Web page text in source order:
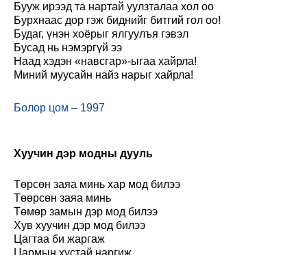
Бууж ирээд та нартай уулзталаа хол оо
Бурхнаас дор гэж биднийг битгий гол оо!
Будаг, үнэн хоёрыг ялгуулъя гэвэл
Бусад нь нэмэргүй ээ
Наад хэдэн «навсгар»-ыгаа хайрла!
Миний муусайн найз нарыг хайрла!
Болор цом – 1997
Хуучин дэр модны дууль
Төрсөн заяа минь хар мод билээ
Төөрсөн заяа минь
Төмөр замын дэр мод билээ
Хув хуучин дэр мод билээ
Цагтаа би жаргаж
Цармын хустай наргиж